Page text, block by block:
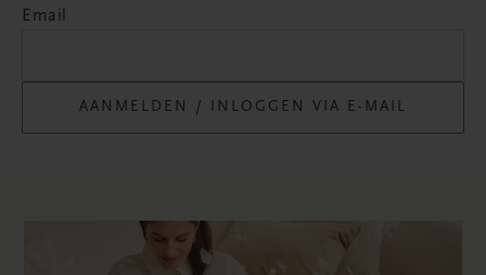
Email
AANMELDEN / INLOGGEN VIA E-MAIL